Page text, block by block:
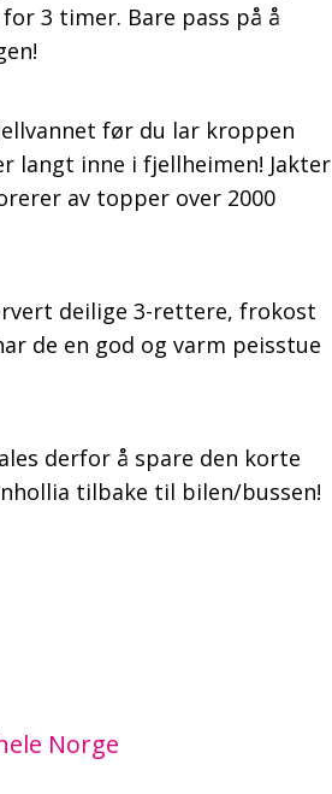
3 timer. Bare pass på å
før du lar kroppen
langt inne i fjellheimen! Jakter
av topper over 2000
deilige 3-rettere, frokost
de en god og varm peisstue
derfor å spare den korte
tilbake til bilen/bussen!
Norge